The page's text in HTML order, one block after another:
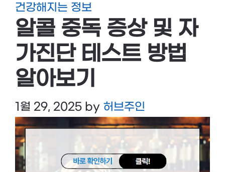
건강해지는 정보
알콜 중독 증상 및 자
가진단 테스트 방법
알아보기
1월 29, 2025 by 허브주인